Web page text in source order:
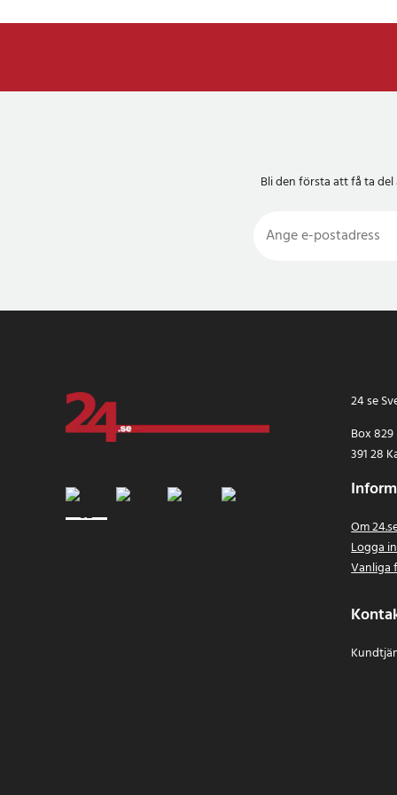
Bli den första att få ta
24 se
Box 829
391 28
Om
Logga in
Vanliga